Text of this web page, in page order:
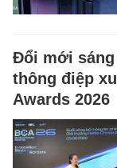
Đổi mới
thông điệp
Awards 2026